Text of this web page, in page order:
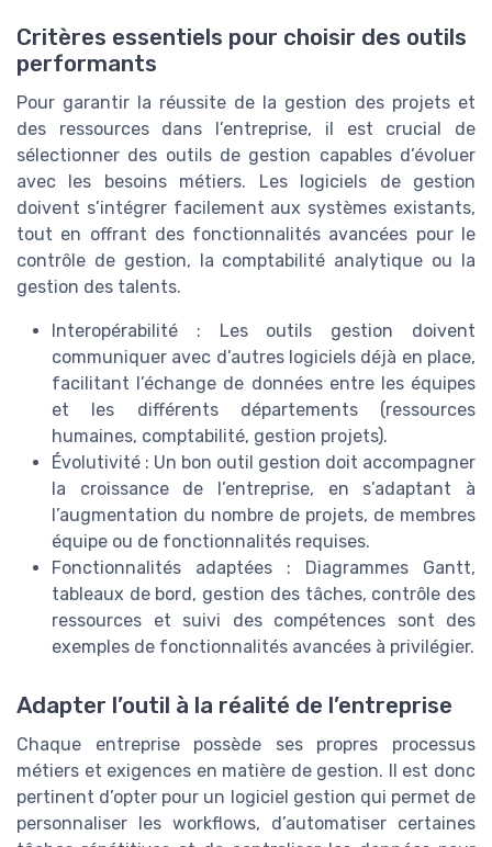
Critères essentiels pour choisir des outils
performants
Pour garantir la réussite de la gestion des projets et
des ressources dans l’entreprise, il est crucial de
sélectionner des outils de gestion capables d’évoluer
avec les besoins métiers. Les logiciels de gestion
doivent s’intégrer facilement aux systèmes existants,
tout en offrant des fonctionnalités avancées pour le
contrôle de gestion, la comptabilité analytique ou la
gestion des talents.
Interopérabilité : Les outils gestion doivent
communiquer avec d’autres logiciels déjà en place,
facilitant l’échange de données entre les équipes
et les différents départements (ressources
humaines, comptabilité, gestion projets).
Évolutivité : Un bon outil gestion doit accompagner
la croissance de l’entreprise, en s’adaptant à
l’augmentation du nombre de projets, de membres
équipe ou de fonctionnalités requises.
Fonctionnalités adaptées : Diagrammes Gantt,
tableaux de bord, gestion des tâches, contrôle des
ressources et suivi des compétences sont des
exemples de fonctionnalités avancées à privilégier.
Adapter l’outil à la réalité de l’entreprise
Chaque entreprise possède ses propres processus
métiers et exigences en matière de gestion. Il est donc
pertinent d’opter pour un logiciel gestion qui permet de
personnaliser les workflows, d’automatiser certaines